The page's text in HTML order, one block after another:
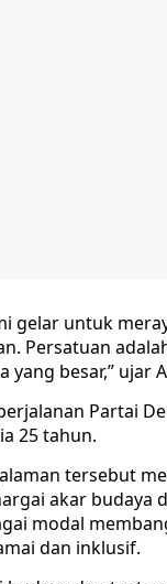
gelar untuk
Persatuan
yang besar,” ujar
Partai
25 tahun.
tersebut
akar budaya
modal
dan inklusif.